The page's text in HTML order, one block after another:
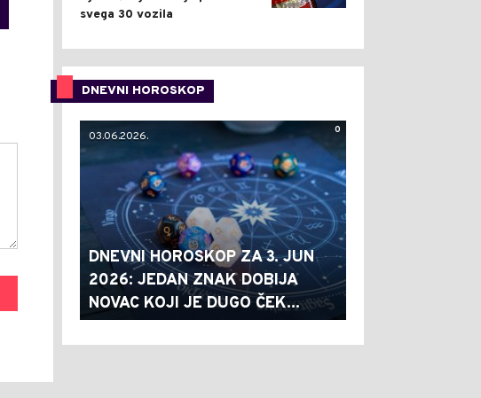
svega 30 vozila
DNEVNI HOROSKOP
0
03.06.2026.
DNEVNI HOROSKOP ZA 3. JUN
2026: JEDAN ZNAK DOBIJA
NOVAC KOJI JE DUGO ČEK...